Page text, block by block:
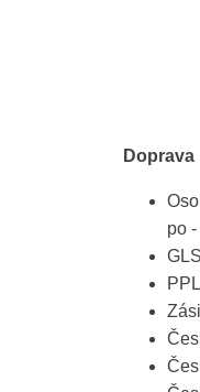
Doprava
po